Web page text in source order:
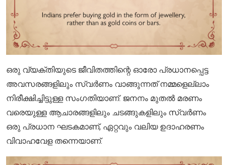
ഒരു വ്യക്തിയുടെ ജീവിതത്തിന്റെ ഓരോ പ്രധാനപ്പെട്ട
അവസരങ്ങളിലും സ്വർണം വാങ്ങുന്നത് നമ്മളെല്ലാം
നിരീക്ഷിച്ചിട്ടുള്ള സംഗതിയാണ്. ജനനം മുതൽ മരണം
വരെയുള്ള ആചാരങ്ങളിലും ചടങ്ങുകളിലും സ്വർണം
ഒരു പ്രധാന ഘടകമാണ്, ഏറ്റവും വലിയ ഉദാഹരണം
വിവാഹവേള തന്നെയാണ്.